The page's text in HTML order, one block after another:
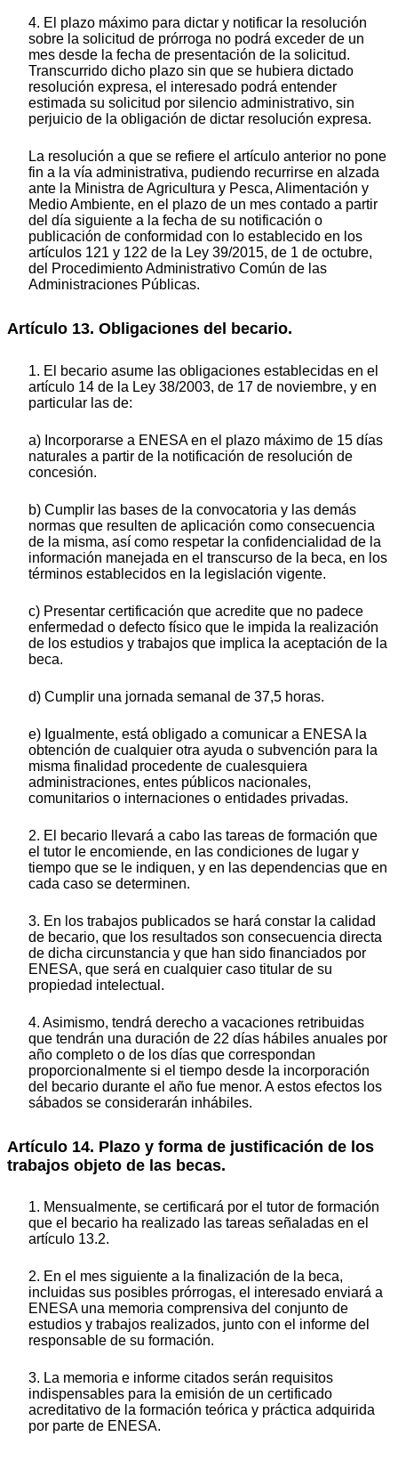
4. El plazo máximo para dictar y notificar la resolución
sobre la solicitud de prórroga no podrá exceder de un
mes desde la fecha de presentación de la solicitud.
Transcurrido dicho plazo sin que se hubiera dictado
resolución expresa, el interesado podrá entender
estimada su solicitud por silencio administrativo, sin
perjuicio de la obligación de dictar resolución expresa.
La resolución a que se refiere el artículo anterior no pone
fin a la vía administrativa, pudiendo recurrirse en alzada
ante la Ministra de Agricultura y Pesca, Alimentación y
Medio Ambiente, en el plazo de un mes contado a partir
del día siguiente a la fecha de su notificación o
publicación de conformidad con lo establecido en los
artículos 121 y 122 de la Ley 39/2015, de 1 de octubre,
del Procedimiento Administrativo Común de las
Administraciones Públicas.
Artículo 13. Obligaciones del becario.
1. El becario asume las obligaciones establecidas en el
artículo 14 de la Ley 38/2003, de 17 de noviembre, y en
particular las de:
a) Incorporarse a ENESA en el plazo máximo de 15 días
naturales a partir de la notificación de resolución de
concesión.
b) Cumplir las bases de la convocatoria y las demás
normas que resulten de aplicación como consecuencia
de la misma, así como respetar la confidencialidad de la
información manejada en el transcurso de la beca, en los
términos establecidos en la legislación vigente.
c) Presentar certificación que acredite que no padece
enfermedad o defecto físico que le impida la realización
de los estudios y trabajos que implica la aceptación de la
beca.
d) Cumplir una jornada semanal de 37,5 horas.
e) Igualmente, está obligado a comunicar a ENESA la
obtención de cualquier otra ayuda o subvención para la
misma finalidad procedente de cualesquiera
administraciones, entes públicos nacionales,
comunitarios o internaciones o entidades privadas.
2. El becario llevará a cabo las tareas de formación que
el tutor le encomiende, en las condiciones de lugar y
tiempo que se le indiquen, y en las dependencias que en
cada caso se determinen.
3. En los trabajos publicados se hará constar la calidad
de becario, que los resultados son consecuencia directa
de dicha circunstancia y que han sido financiados por
ENESA, que será en cualquier caso titular de su
propiedad intelectual.
4. Asimismo, tendrá derecho a vacaciones retribuidas
que tendrán una duración de 22 días hábiles anuales por
año completo o de los días que correspondan
proporcionalmente si el tiempo desde la incorporación
del becario durante el año fue menor. A estos efectos los
sábados se considerarán inhábiles.
Artículo 14. Plazo y forma de justificación de los
trabajos objeto de las becas.
1. Mensualmente, se certificará por el tutor de formación
que el becario ha realizado las tareas señaladas en el
artículo 13.2.
2. En el mes siguiente a la finalización de la beca,
incluidas sus posibles prórrogas, el interesado enviará a
ENESA una memoria comprensiva del conjunto de
estudios y trabajos realizados, junto con el informe del
responsable de su formación.
3. La memoria e informe citados serán requisitos
indispensables para la emisión de un certificado
acreditativo de la formación teórica y práctica adquirida
por parte de ENESA.